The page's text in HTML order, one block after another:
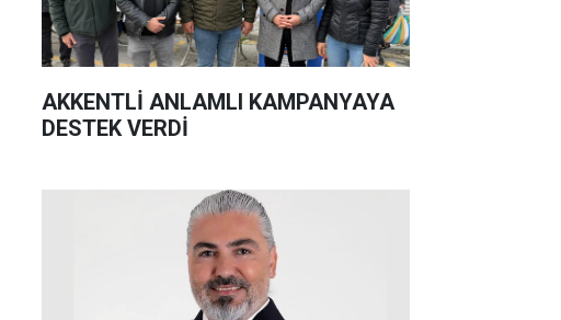
AKKENTLİ ANLAMLI KAMPANYAYA
DESTEK VERDİ